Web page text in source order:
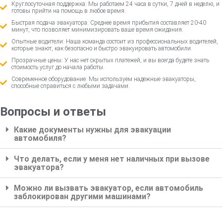
Круглосуточная поддержка: Мы работаем 24 часа в сутки, 7 дней в неделю, и
готовы прийти на помощь в любое время.
Быстрая подача эвакуатора: Среднее время прибытия составляет 20-40
минут, что позволяет минимизировать ваше время ожидания.
Опытные водители: Наша команда состоит из профессиональных водителей,
которые знают, как безопасно и быстро эвакуировать автомобили.
Прозрачные цены: У нас нет скрытых платежей, и вы всегда будете знать
стоимость услуг до начала работы.
Современное оборудование: Мы используем надежные эвакуаторы,
способные справиться с любыми задачами.
Вопросы и ответы
Какие документы нужны для эвакуации
автомобиля?
Что делать, если у меня нет наличных при вызове
эвакуатора?
Можно ли вызвать эвакуатор, если автомобиль
заблокирован другими машинами?